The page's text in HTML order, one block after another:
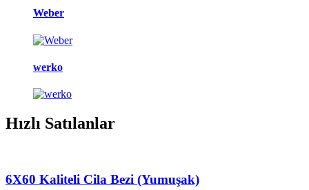
Weber
werko
Hızlı Satılanlar
6X60 Kaliteli Cila Bezi (Yumuşak)